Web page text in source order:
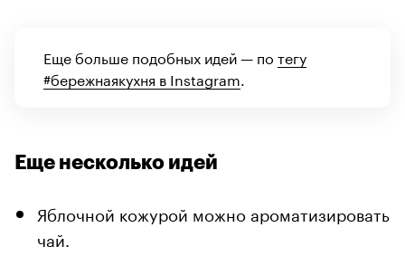
Еще больше подобных идей — по тегу
#бережнаякухня в Instagram
Еще несколько идей
Яблочной кожурой можно ароматизировать
чай.